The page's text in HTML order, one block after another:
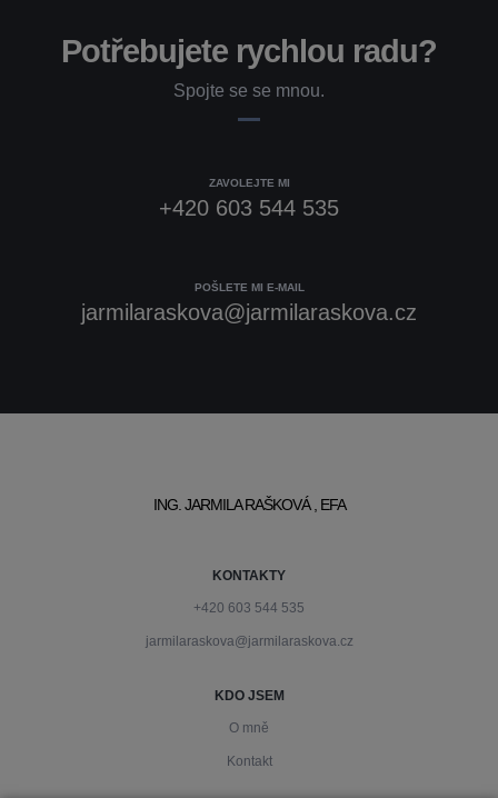
Potřebujete rychlou radu?
Spojte se se mnou.
ZAVOLEJTE MI
+420 603 544 535
POŠLETE MI E-MAIL
jarmilaraskova@jarmilaraskova.cz
ING. JARMILA RAŠKOVÁ , EFA
KONTAKTY
+420 603 544 535
jarmilaraskova@jarmilaraskova.cz
KDO JSEM
O mně
Kontakt